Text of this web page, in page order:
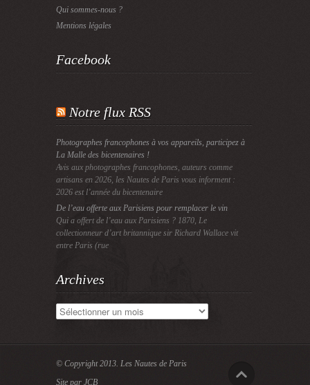
Qui sommes-nous ?
Mentions légales
Facebook
Notre flux RSS
Photographes francophones à vos appareils, participez à
La Malle des bicentenaires !
Avis aux photographes francophones, auteurs comme
artisans en 2026, les Nautes de Paris vous informent :
2026 est l’année du bicentenaire
De l’eau offerte aux Parisiens pour remplacer le vin
Qui a offert de l’eau aux Parisiens ? 1870, Le
collectionneur d’art britannique sir Richard Wallace vit
entre Paris (rue
Archives
Archives
© Copyright 2013. Les Nautes de Paris
Site par JCB